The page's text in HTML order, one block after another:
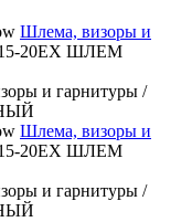
Шлема, визоры и
20EX ШЛЕМ
и гарнитуры /
Шлема, визоры и
20EX ШЛЕМ
и гарнитуры /